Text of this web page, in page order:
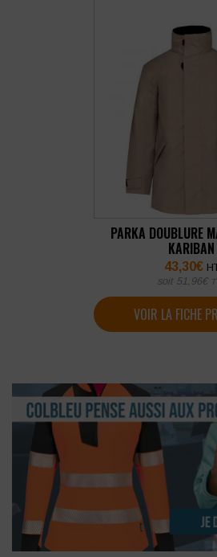
PARKA DOUBLURE
KARIBAN
43,30€
soit 51,96€
VOIR LA FICHE